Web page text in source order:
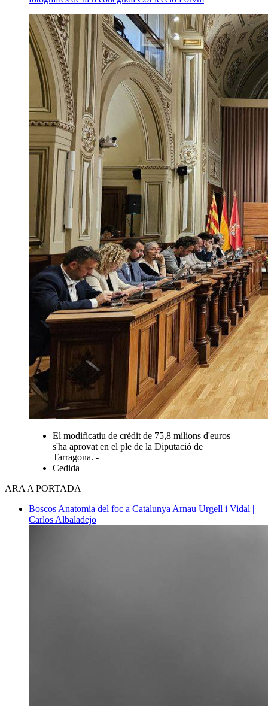
El modificatiu de crèdit de 75,8 milions d'euros
s'ha aprovat en el ple de la Diputació de
Tarragona. -
Cedida
ARA A PORTADA
Boscos Anatomia del foc a Catalunya Arnau Urgell i Vidal |
Carlos Albaladejo